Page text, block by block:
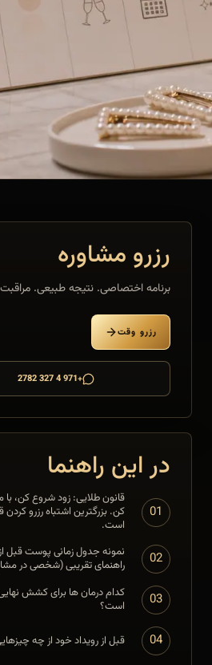
رزرو مشاوره
برنامه اختصاصی. نتیجه طبیعی.
رزرو وقت
+971 4 327 2782
در این راهنما
01
قانون طلایی: زود شروع کن، با
کن. بزرگترین اشتباه رزرو کردن
است.
02
نمونه جدول زمانی پوست قبل
راهنمای تقریبی (شخصی در
03
کدام درمان ها برای کشش
است؟
04 قبل از رویداد خود از چه